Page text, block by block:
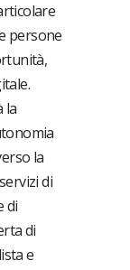
persone
la
la
di
di
di
e